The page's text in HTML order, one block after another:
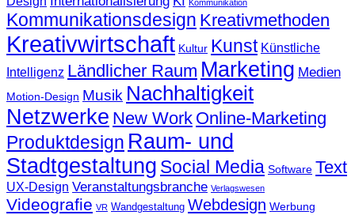
Kommunikation
Kommunikationsdesign Kreativmethoden
Kreativwirtschaft Kultur Kunst Künstliche
Intelligenz Ländlicher Raum Marketing Medien
Motion-Design Musik Nachhaltigkeit
Netzwerke New Work Online-Marketing
Produktdesign Raum- und
Stadtgestaltung Social Media Software Text
UX-Design Veranstaltungsbranche Verlagswesen
Videografie VR Wandgestaltung Webdesign Werbung